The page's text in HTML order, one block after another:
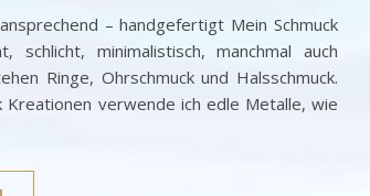
– handgefertigt Mein Schmuck
schlicht, minimalistisch, manchmal auch
Ringe, Ohrschmuck und Halsschmuck.
Kreationen verwende ich edle Metalle, wie